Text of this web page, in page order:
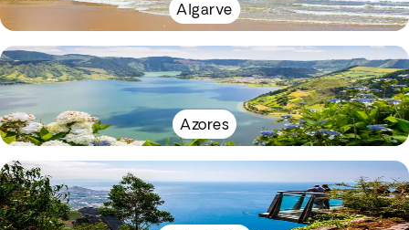
Algarve
Azores